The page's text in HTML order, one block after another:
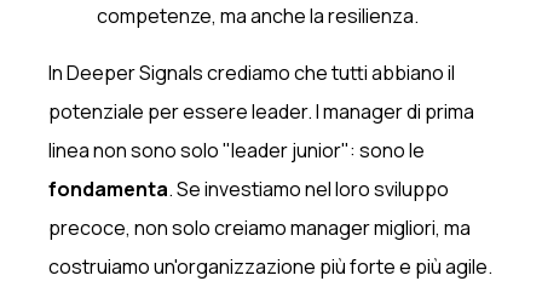
competenze, ma anche la resilienza.
In Deeper Signals crediamo che tutti abbiano il
potenziale per essere leader. I manager di prima
linea non sono solo "leader junior": sono le
fondamenta. Se investiamo nel loro sviluppo
precoce, non solo creiamo manager migliori, ma
costruiamo un'organizzazione più forte e più agile.